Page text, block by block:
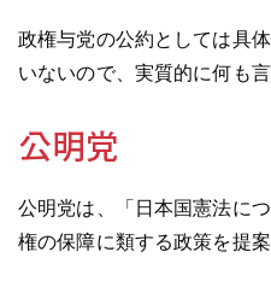
政権与党の公約としては具
いないので、実質的に何も
公明党
公明党は、「日本国憲法に
権の保障に類する政策を提案